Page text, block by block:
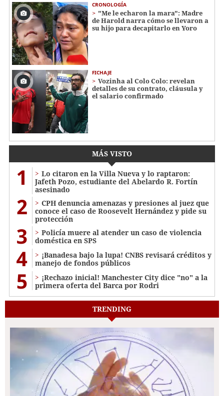
CRONOLOGÍA
"Me le echaron la mara": Madre
de Harold narra cómo se llevaron a
su hijo para decapitarlo en Yoro
FICHAJE
Vozinha al Colo Colo: revelan
detalles de su contrato, cláusula y
el salario confirmado
MÁS VISTO
1
Lo citaron en la Villa Nueva y lo raptaron:
Jafeth Pozo, estudiante del Abelardo R. Fortín
asesinado
2
CPH denuncia amenazas y presiones al juez que
conoce el caso de Roosevelt Hernández y pide su
protección
3
Policía muere al atender un caso de violencia
doméstica en SPS
4
¡Banadesa bajo la lupa! CNBS revisará créditos y
manejo de fondos públicos
5
¡Rechazo inicial! Manchester City dice "no" a la
primera oferta del Barca por Rodri
TRENDING